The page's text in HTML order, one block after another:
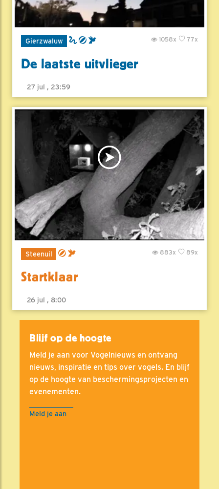
Gierzwaluw 77x
1058x
De laatste uitvlieger
27 jul , 23:59
Steenuil 89x
883x
Startklaar
26 jul , 8:00
Blijf op de hoogte
Meld je aan voor Vogelnieuws en ontvang
nieuws, inspiratie en tips over vogels. En blijf
op de hoogte van beschermingsprojecten en
evenementen.
Meld je aan